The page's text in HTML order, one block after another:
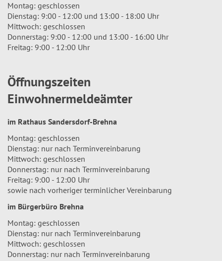
Montag: geschlossen
Dienstag: 9:00 - 12:00 und 13:00 - 18:00 Uhr
Mittwoch: geschlossen
Donnerstag: 9:00 - 12:00 und 13:00 - 16:00 Uhr
Freitag: 9:00 - 12:00 Uhr
Öffnungszeiten
Einwohnermeldeämter
im Rathaus Sandersdorf-Brehna
Montag: geschlossen
Dienstag: nur nach Terminvereinbarung
Mittwoch: geschlossen
Donnerstag: nur nach Terminvereinbarung
Freitag: 9:00 - 12:00 Uhr
sowie nach vorheriger terminlicher Vereinbarung
im Bürgerbüro Brehna
Montag: geschlossen
Dienstag: nur nach Terminvereinbarung
Mittwoch: geschlossen
Donnerstag: nur nach Terminvereinbarung